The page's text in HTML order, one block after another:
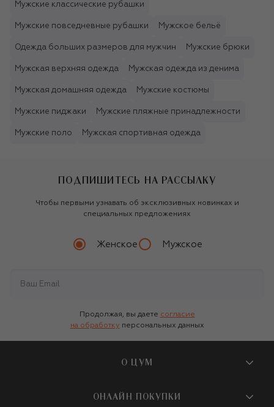
Мужские классические рубашки
Мужские повседневные рубашки Мужское бельё
Одежда больших размеров для мужчин Мужские брюки
Мужская верхняя одежда Мужская одежда из денима
Мужская домашняя одежда Мужские костюмы
Мужские пиджаки Мужские пляжные принадлежности
Мужские поло Мужская спортивная одежда
ПОДПИШИТЕСЬ НА РАССЫЛКУ
Чтобы первыми узнавать об эксклюзивных новинках и
специальных предложениях
Женское Мужское
Продолжая, вы даете согласие
на обработку персональных данных
О ЦУМ
О магазине
ОНЛАЙН ПОКУПКИ